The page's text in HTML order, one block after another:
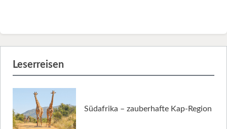
Leserreisen
Südafrika – zauberhafte Kap-Region